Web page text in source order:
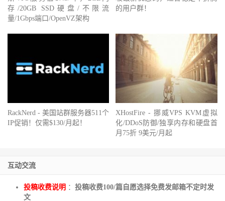
存/20GB SSD硬盘/不限流
量/1Gbps端口/OpenVZ架构
的用户群！
RackNerd - 美国站群服务器511个
IP促销！仅需$130/月起！
XHostFire - 挪威VPS KVM虚拟
化/DDoS防御/独享内存和硬盘首
月75折 9美元/月起
互动交流
投稿收费说明 ： 投稿收费100/篇自愿选择免费发邮箱不定时发
文